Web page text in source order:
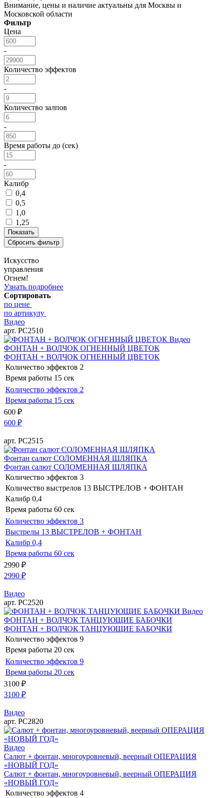
Внимание, цены и наличие актуальны для Москвы и
Московской области
Фильтр
Цена
-
Количество эффектов
-
Количество залпов
-
Время работы до (сек)
-
Калибр
0,4
0,5
1,0
1,25
Искусство
управления
Огнем!
Узнать подробнее
Сортировать
по цене
по артикулу
Видео
арт. РС2510
Видео
ФОНТАН + ВОЛЧОК ОГНЕННЫЙ ЦВЕТОК
ФОНТАН + ВОЛЧОК ОГНЕННЫЙ ЦВЕТОК
Количество эффектов 2
Время работы 15 сек
Количество эффектов 2
Время работы 15 сек
600 ₽
600 ₽
арт. РС2515
Фонтан салют СОЛОМЕННАЯ ШЛЯПКА
Фонтан салют СОЛОМЕННАЯ ШЛЯПКА
Количество эффектов 3
Количество выстрелов 13 ВЫСТРЕЛОВ + ФОНТАН
Калибр 0,4
Время работы 60 сек
Количество эффектов 3
Выстрелы 13 ВЫСТРЕЛОВ + ФОНТАН
Калибр 0,4
Время работы 60 сек
2990 ₽
2990 ₽
Видео
арт. РС2520
Видео
ФОНТАН + ВОЛЧОК ТАНЦУЮЩИЕ БАБОЧКИ
ФОНТАН + ВОЛЧОК ТАНЦУЮЩИЕ БАБОЧКИ
Количество эффектов 9
Время работы 20 сек
Количество эффектов 9
Время работы 20 сек
3100 ₽
3100 ₽
Видео
арт. РС2820
Видео
Салют + фонтан, многоуровневый, веерный ОПЕРАЦИЯ
«НОВЫЙ ГОД»
Салют + фонтан, многоуровневый, веерный ОПЕРАЦИЯ
«НОВЫЙ ГОД»
Количество эффектов 4